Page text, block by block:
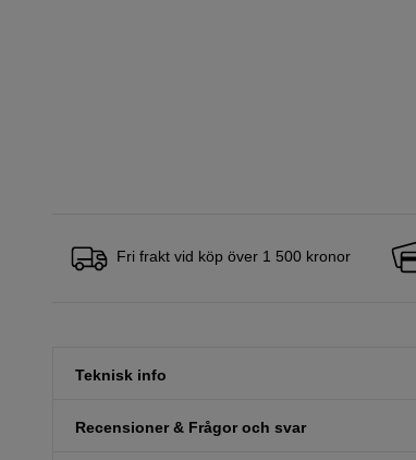
Fri frakt vid köp över 1 500 kronor
Teknisk info
Recensioner & Frågor och svar